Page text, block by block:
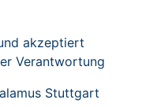
akzeptiert
Verantwortung
Stuttgart